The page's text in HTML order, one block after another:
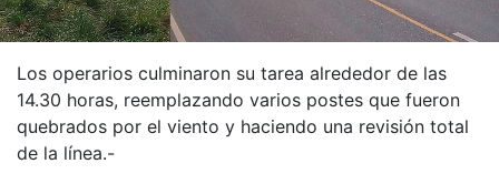
Los operarios culminaron su tarea alrededor de las
14.30 horas, reemplazando varios postes que fueron
quebrados por el viento y haciendo una revisión total
de la línea.-